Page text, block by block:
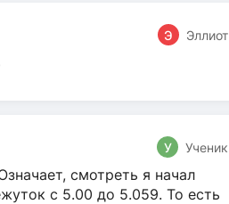
Э Эллиот
У Ученик
смотреть я начал
с 5.00 до 5.059. То есть